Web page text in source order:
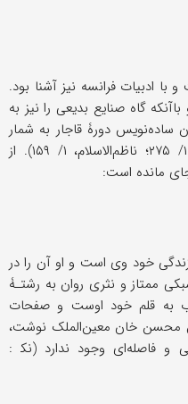
با ادبیات فرانسه نیز آشنا بود.
گاه صنایع بدیعی را نیز به
ساده‌نویس دورۀ قاجار به شمار
آورد (بهار، ۳/ ۳۸۰، ۳۸۵؛ آرین‌پور، ۱/ ۲۷۵؛ ناظم‌الاسلام، ۱/ ۱۵۹). از
مانده است:
خود وی است و او آن را در
ممتاز و نثری روان به رشتـۀ
به قلم خود اوست و صفحات
محسن خان معین‌الملک نوشت،
فاصله‌ای وجود ندارد (نک‍ :